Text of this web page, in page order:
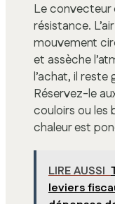
Le convecteur
résistance.
mouvement
et assèche
l’achat, il reste
Réservez-le
couloirs ou les
chaleur est
LIRE AUSSI
leviers